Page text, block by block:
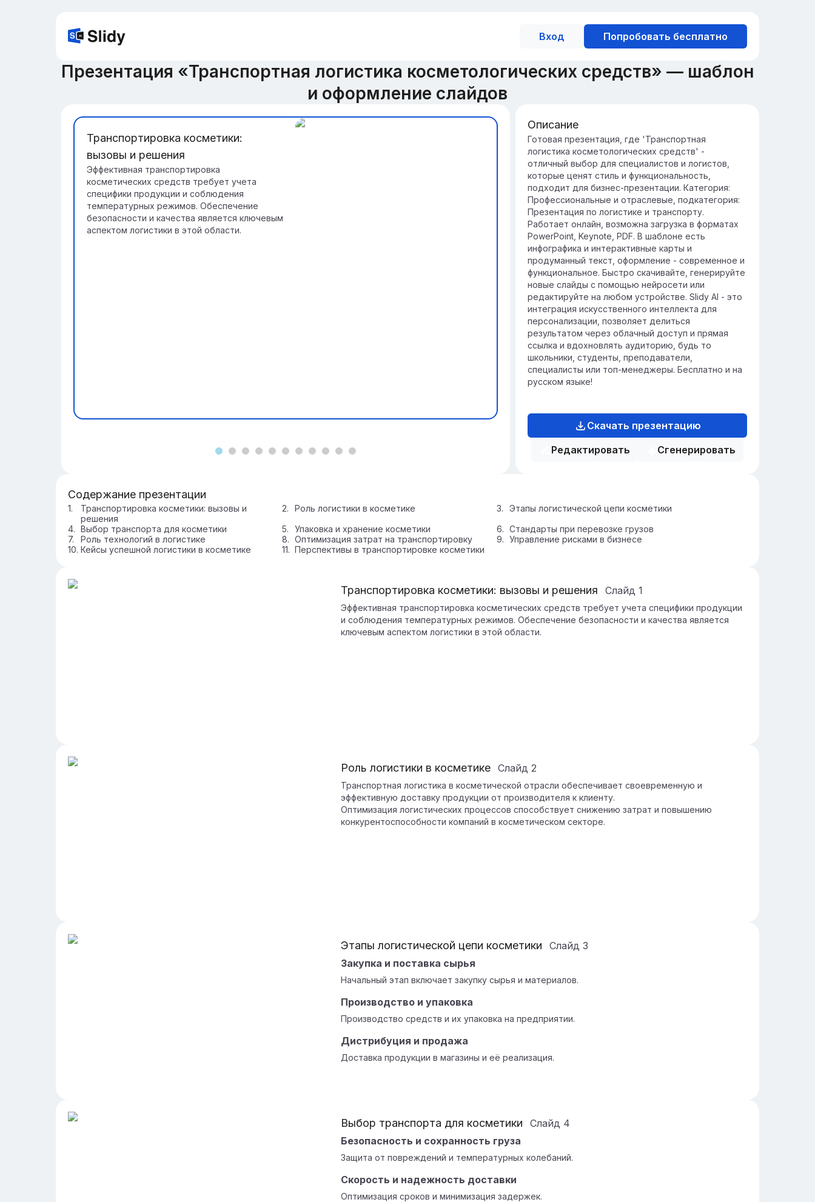
Вход Попробовать бесплатно
Презентация «Транспортная логистика косметологических средств» — шаблон
и оформление слайдов
Транспортировка косметики:
вызовы и решения
Эффективная транспортировка
косметических средств требует учета
специфики продукции и соблюдения
температурных режимов. Обеспечение
безопасности и качества является ключевым
аспектом логистики в этой области.
Роль логистики в косметике
Транспортная логистика в косметической
отрасли обеспечивает своевременную и
эффективную доставку продукции от
производителя к клиенту.
Оптимизация логистических процессов
способствует снижению затрат и
повышению конкурентоспособности
компаний в косметическом секторе.
Описание
Готовая презентация, где 'Транспортная
логистика косметологических средств' -
отличный выбор для специалистов и логистов,
которые ценят стиль и функциональность,
подходит для бизнес-презентации. Категория:
Профессиональные и отраслевые, подкатегория:
Презентация по логистике и транспорту.
Работает онлайн, возможна загрузка в форматах
PowerPoint, Keynote, PDF. В шаблоне есть
инфографика и интерактивные карты и
продуманный текст, оформление - современное и
функциональное. Быстро скачивайте, генерируйте
новые слайды с помощью нейросети или
редактируйте на любом устройстве. Slidy AI - это
интеграция искусственного интеллекта для
персонализации, позволяет делиться
результатом через облачный доступ и прямая
ссылка и вдохновлять аудиторию, будь то
школьники, студенты, преподаватели,
специалисты или топ-менеджеры. Бесплатно и на
русском языке!
Скачать презентацию
Редактировать
Сгенерировать
Содержание презентации
Транспортировка косметики: вызовы и
решения
Роль логистики в косметике
Этапы логистической цепи косметики
Выбор транспорта для косметики
Упаковка и хранение косметики
Стандарты при перевозке грузов
Роль технологий в логистике
Оптимизация затрат на транспортировку
Управление рисками в бизнесе
Кейсы успешной логистики в косметике
Перспективы в транспортировке косметики
Транспортировка косметики: вызовы и решения Слайд 1
Эффективная транспортировка косметических средств требует учета специфики продукции
и соблюдения температурных режимов. Обеспечение безопасности и качества является
ключевым аспектом логистики в этой области.
Роль логистики в косметике Слайд 2
Транспортная логистика в косметической отрасли обеспечивает своевременную и
эффективную доставку продукции от производителя к клиенту.
Оптимизация логистических процессов способствует снижению затрат и повышению
конкурентоспособности компаний в косметическом секторе.
Этапы логистической цепи косметики Слайд 3
Закупка и поставка сырья
Начальный этап включает закупку сырья и материалов.
Производство и упаковка
Производство средств и их упаковка на предприятии.
Дистрибуция и продажа
Доставка продукции в магазины и её реализация.
Выбор транспорта для косметики Слайд 4
Безопасность и сохранность груза
Защита от повреждений и температурных колебаний.
Скорость и надежность доставки
Оптимизация сроков и минимизация задержек.